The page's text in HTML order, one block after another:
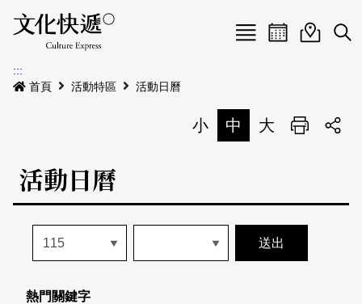
Menu
最新公告
本期專題
歷史專題
活動特區
活動列表
關於我們
活動日曆活動地圖
展
:::
首頁
活動特區 活動日曆
小 中 大 列印
活動日曆
熱門關鍵字